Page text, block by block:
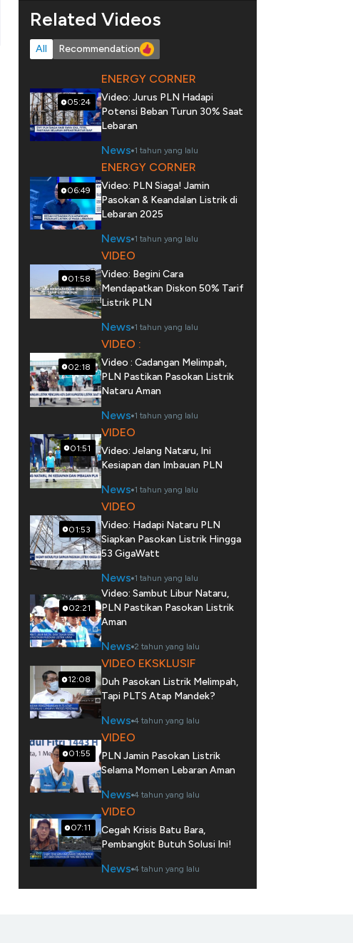
Related Videos
All Recommendation
05:24
ENERGY CORNER
Video: Jurus PLN Hadapi
Potensi Beban Turun 30% Saat
Lebaran
News 1 tahun yang lalu
06:49
ENERGY CORNER
Video: PLN Siaga! Jamin
Pasokan & Keandalan Listrik di
Lebaran 2025
News 1 tahun yang lalu
01:58
VIDEO
Video: Begini Cara
Mendapatkan Diskon 50% Tarif
Listrik PLN
News 1 tahun yang lalu
02:18
VIDEO :
Video : Cadangan Melimpah,
PLN Pastikan Pasokan Listrik
Nataru Aman
News 1 tahun yang lalu
01:51
VIDEO
Video: Jelang Nataru, Ini
Kesiapan dan Imbauan PLN
News 1 tahun yang lalu
01:53
VIDEO
Video: Hadapi Nataru PLN
Siapkan Pasokan Listrik Hingga
53 GigaWatt
News 1 tahun yang lalu
02:21
Video: Sambut Libur Nataru,
PLN Pastikan Pasokan Listrik
Aman
News 2 tahun yang lalu
12:08
VIDEO EKSKLUSIF
Duh Pasokan Listrik Melimpah,
Tapi PLTS Atap Mandek?
News 4 tahun yang lalu
01:55
VIDEO
PLN Jamin Pasokan Listrik
Selama Momen Lebaran Aman
News 4 tahun yang lalu
07:11
VIDEO
Cegah Krisis Batu Bara,
Pembangkit Butuh Solusi Ini!
News 4 tahun yang lalu